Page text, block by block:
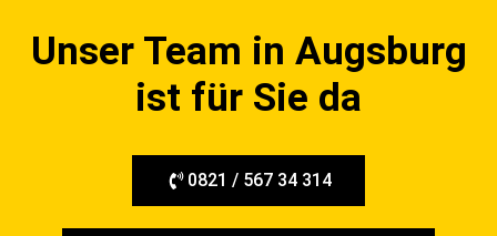
Unser Team in Augsburg
ist für Sie da
0821 / 567 34 314